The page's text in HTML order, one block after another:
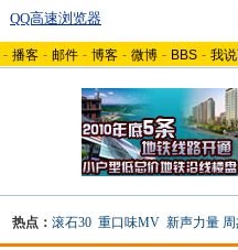
QQ高速浏览器
- 播客 - 邮件 - 博客 - 微博 - BBS - 我
热点： 滚石30 重口味MV 新声力量